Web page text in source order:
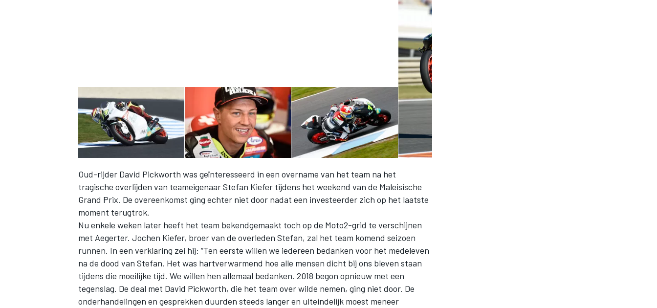
Oud-rijder David Pickworth was geïnteresseerd in een overname van het team na het
tragische overlijden van teameigenaar Stefan Kiefer tijdens het weekend van de Maleisische
Grand Prix. De overeenkomst ging echter niet door nadat een investeerder zich op het laatste
moment terugtrok.
Nu enkele weken later heeft het team bekendgemaakt toch op de Moto2-grid te verschijnen
met Aegerter. Jochen Kiefer, broer van de overleden Stefan, zal het team komend seizoen
runnen. In een verklaring zei hij: “Ten eerste willen we iedereen bedanken voor het medeleven
na de dood van Stefan. Het was hartverwarmend hoe alle mensen dicht bij ons bleven staan
tijdens die moeilijke tijd. We willen hen allemaal bedanken. 2018 begon opnieuw met een
tegenslag. De deal met David Pickworth, die het team over wilde nemen, ging niet door. De
onderhandelingen en gesprekken duurden steeds langer en uiteindelijk moest meneer